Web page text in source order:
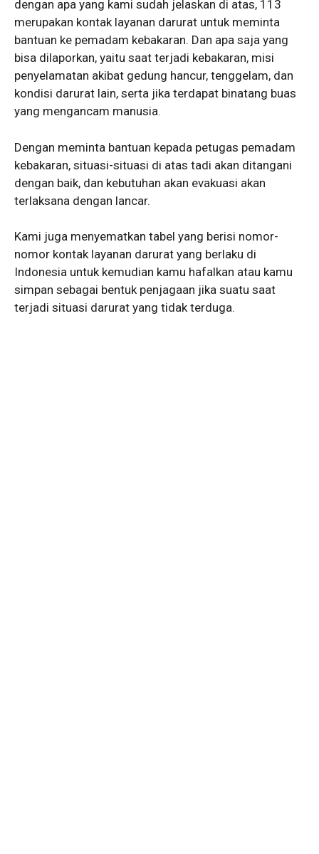
dengan apa yang kami sudah jelaskan di atas, 113
merupakan kontak layanan darurat untuk meminta
bantuan ke pemadam kebakaran. Dan apa saja yang
bisa dilaporkan, yaitu saat terjadi kebakaran, misi
penyelamatan akibat gedung hancur, tenggelam, dan
kondisi darurat lain, serta jika terdapat binatang buas
yang mengancam manusia.
Dengan meminta bantuan kepada petugas pemadam
kebakaran, situasi-situasi di atas tadi akan ditangani
dengan baik, dan kebutuhan akan evakuasi akan
terlaksana dengan lancar.
Kami juga menyematkan tabel yang berisi nomor-
nomor kontak layanan darurat yang berlaku di
Indonesia untuk kemudian kamu hafalkan atau kamu
simpan sebagai bentuk penjagaan jika suatu saat
terjadi situasi darurat yang tidak terduga.